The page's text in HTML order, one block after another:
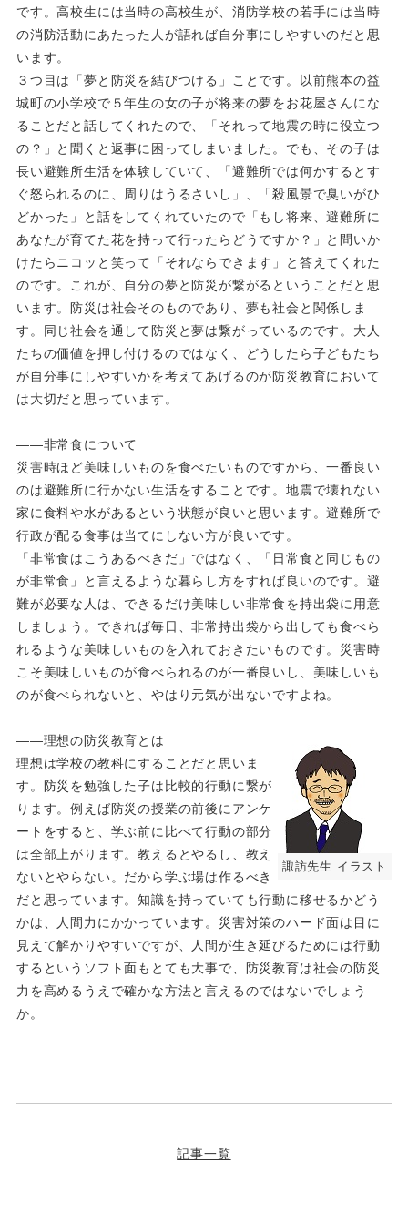
です。高校生には当時の高校生が、消防学校の若手には当時
の消防活動にあたった人が語れば自分事にしやすいのだと思
います。
３つ目は「夢と防災を結びつける」ことです。以前熊本の益
城町の小学校で５年生の女の子が将来の夢をお花屋さんにな
ることだと話してくれたので、「それって地震の時に役立つ
の？」と聞くと返事に困ってしまいました。でも、その子は
長い避難所生活を体験していて、「避難所では何かするとす
ぐ怒られるのに、周りはうるさいし」、「殺風景で臭いがひ
どかった」と話をしてくれていたので「もし将来、避難所に
あなたが育てた花を持って行ったらどうですか？」と問いか
けたらニコッと笑って「それならできます」と答えてくれた
のです。これが、自分の夢と防災が繋がるということだと思
います。防災は社会そのものであり、夢も社会と関係しま
す。同じ社会を通して防災と夢は繋がっているのです。大人
たちの価値を押し付けるのではなく、どうしたら子どもたち
が自分事にしやすいかを考えてあげるのが防災教育において
は大切だと思っています。
――非常食について
災害時ほど美味しいものを食べたいものですから、一番良い
のは避難所に行かない生活をすることです。地震で壊れない
家に食料や水があるという状態が良いと思います。避難所で
行政が配る食事は当てにしない方が良いです。
「非常食はこうあるべきだ」ではなく、「日常食と同じもの
が非常食」と言えるような暮らし方をすれば良いのです。避
難が必要な人は、できるだけ美味しい非常食を持出袋に用意
しましょう。できれば毎日、非常持出袋から出しても食べら
れるような美味しいものを入れておきたいものです。災害時
こそ美味しいものが食べられるのが一番良いし、美味しいも
のが食べられないと、やはり元気が出ないですよね。
――理想の防災教育とは
諏訪先生 イラスト
理想は学校の教科にすることだと思いま
す。防災を勉強した子は比較的行動に繋が
ります。例えば防災の授業の前後にアンケ
ートをすると、学ぶ前に比べて行動の部分
は全部上がります。教えるとやるし、教え
ないとやらない。だから学ぶ場は作るべき
だと思っています。知識を持っていても行動に移せるかどう
かは、人間力にかかっています。災害対策のハード面は目に
見えて解かりやすいですが、人間が生き延びるためには行動
するというソフト面もとても大事で、防災教育は社会の防災
力を高めるうえで確かな方法と言えるのではないでしょう
か。
記事一覧